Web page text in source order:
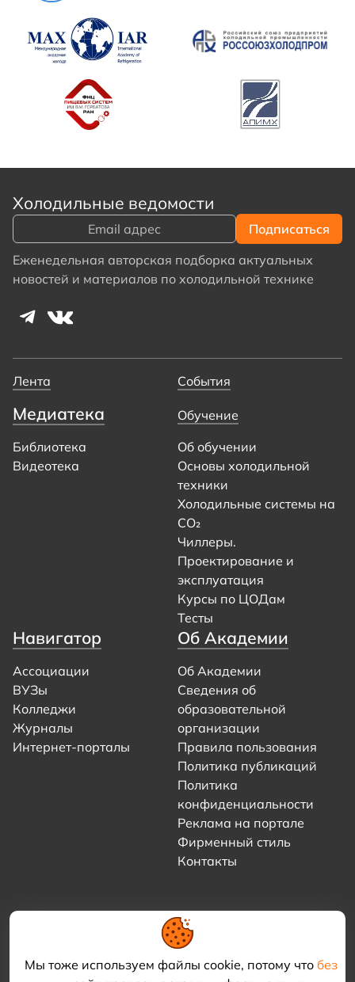
Мы тоже используем файлы cookie, потому что без
Холодильные ведомости
Еженедельная авторская подборка актуальных
новостей и материалов по холодильной технике
Лента События
Медиатека
Библиотека
Видеотека
Обучение
Об обучении
Основы холодильной
техники
Холодильные системы на
CO₂
Чиллеры.
Проектирование и
эксплуатация
Курсы по ЦОДам
Тесты
Навигатор
Ассоциации
ВУЗы
Колледжи
Журналы
Интернет-порталы
Об Академии
Об Академии
Сведения об
образовательной
организации
Правила пользования
Политика публикаций
Политика
конфиденциальности
Реклама на портале
Фирменный стиль
Контакты